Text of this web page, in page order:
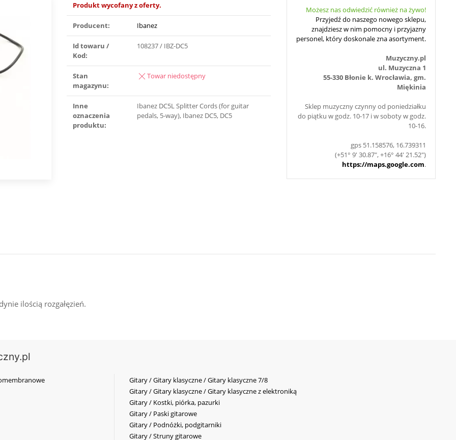
Produkt wycofany z oferty.
Producent: Ibanez
Id towaru /
Kod:
108237 / IBZ-DC5
Stan
magazynu:
Towar niedostępny
Inne
oznaczenia
produktu:
Ibanez DC5L Splitter Cords (for guitar
pedals, 5-way), Ibanez DC5, DC5
Możesz nas odwiedzić również na żywo!
Przyjedź do naszego nowego sklepu,
znajdziesz w nim pomocny i przyjazny
personel, który doskonale zna asortyment.
Muzyczny.pl
ul. Muzyczna 1
55-330 Błonie k. Wrocławia, gm.
Miękinia
Sklep muzyczny czynny od poniedziałku
do piątku w godz. 10-17 i w soboty w godz.
10-16.
gps 51.158576, 16.739311
(+51° 9' 30.87", +16° 44' 21.52")
https://maps.google.com.
ilością rozgałęzień.
Gitary / Gitary klasyczne / Gitary klasyczne 7/8
Gitary / Gitary klasyczne / Gitary klasyczne z elektroniką
Gitary / Kostki, piórka, pazurki
Gitary / Paski gitarowe
Gitary / Podnóżki, podgitarniki
Gitary / Struny gitarowe